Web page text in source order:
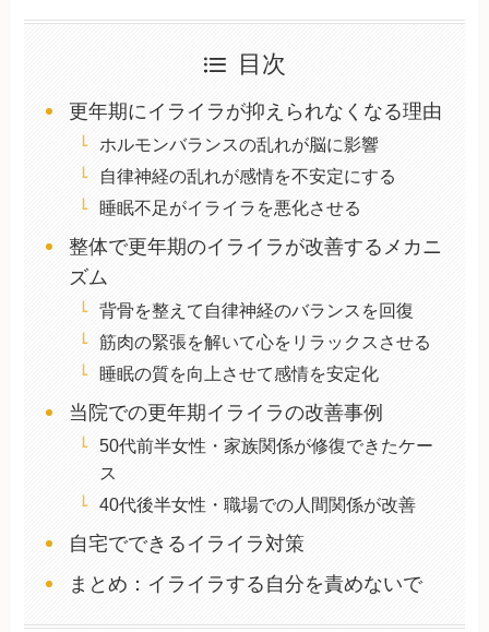
目次
更年期にイライラが抑えられなくなる理由
ホルモンバランスの乱れが脳に影響
自律神経の乱れが感情を不安定にする
睡眠不足がイライラを悪化させる
整体で更年期のイライラが改善するメカニ
ズム
背骨を整えて自律神経のバランスを回復
筋肉の緊張を解いて心をリラックスさせる
睡眠の質を向上させて感情を安定化
当院での更年期イライラの改善事例
50代前半女性・家族関係が修復できたケー
ス
40代後半女性・職場での人間関係が改善
自宅でできるイライラ対策
まとめ：イライラする自分を責めないで